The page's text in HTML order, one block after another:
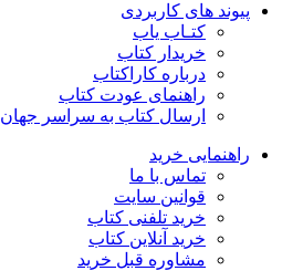
پیوند های کاربردی
کتـاب یاب
خریدار کتاب
درباره کاراکتاب
راهنمای عودت کتاب
ارسال کتاب به سراسر جهان
راهنمایی خرید
تماس با ما
قوانین سایت
خرید تلفنی کتاب
خرید آنلاین کتاب
مشاوره قبل خرید